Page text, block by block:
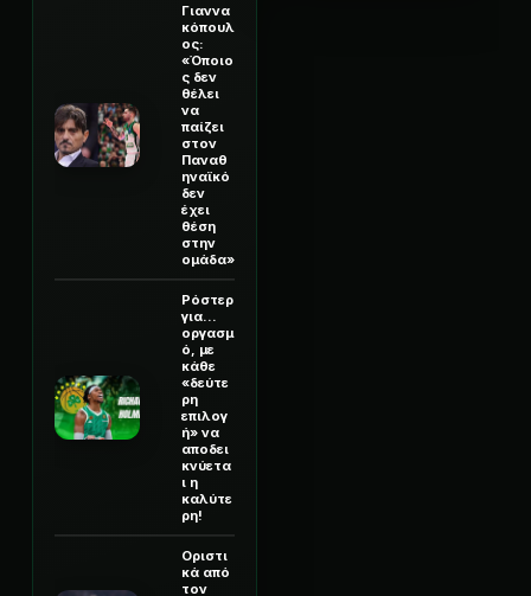
Γιαννα
κόπουλ
ος:
«Όποιο
ς δεν
θέλει
να
παίζει
στον
Παναθ
ηναϊκό
δεν
έχει
θέση
στην
ομάδα»
Ρόστερ
για...
οργασμ
ό, με
κάθε
«δεύτε
ρη
επιλογ
ή» να
αποδει
κνύετα
ι η
καλύτε
ρη!
Οριστι
κά από
τον